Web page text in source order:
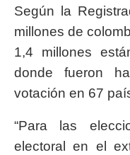
Según la
millones de
1,4 millones
donde fueron
votación en 67
“Para las
electoral en el